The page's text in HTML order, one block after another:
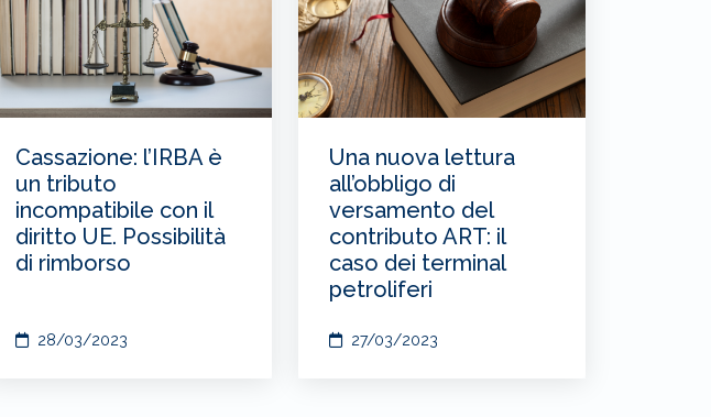
Cassazione: l’IRBA è
un tributo
incompatibile con il
diritto UE. Possibilità
di rimborso
28/03/2023
Una nuova lettura
all’obbligo di
versamento del
contributo ART: il
caso dei terminal
petroliferi
27/03/2023